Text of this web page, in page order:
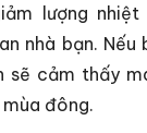
lượng
nhà bạn.
sẽ cảm thấy
đông.